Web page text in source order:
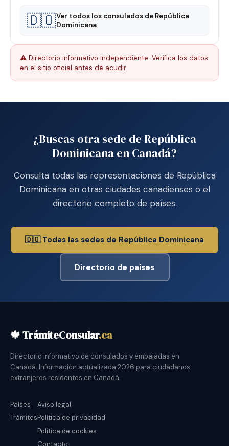
🇩🇴Ver todos los consulados de República
Dominicana
⚠️ Directorio informativo independiente. Verifica los datos
en el sitio oficial antes de acudir.
¿Buscas otra sede de República
Dominicana en Canadá?
Consulta todas las representaciones de República
Dominicana en otras ciudades canadienses o el
directorio completo de países.
🇩🇴 Todas las sedes de República Dominicana
Directorio de países
🍁 TrámiteConsular.ca
Directorio informativo de consulados y embajadas en
Canadá. Información actualizada 2026 para ciudadanos
extranjeros residentes en Canadá.
Países
Trámites
Aviso legal
Política de privacidad
Política de cookies